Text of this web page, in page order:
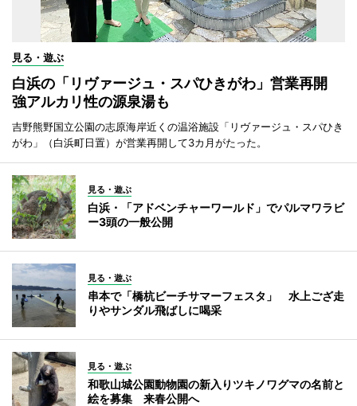
見る・遊ぶ
白浜の「リヴァージュ・スパひきがわ」営業再開
強アルカリ性の源泉湯も
吉野熊野国立公園の志原海岸近くの温浴施設「リヴァージュ・スパひき
がわ」（白浜町日置）が営業再開して3カ月がたった。
見る・遊ぶ
白浜・「アドベンチャーワールド」でパルマワラビ
ー3頭の一般公開
見る・遊ぶ
串本で「橋杭ビーチサマーフェスタ」 水上ござ走
りやサンダル飛ばしに喝采
見る・遊ぶ
和歌山城公園動物園の新入りツキノワグマの名前と
絵を募集 来春公開へ